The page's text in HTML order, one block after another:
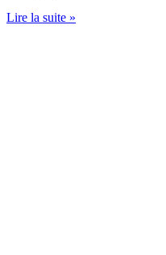
Lire la suite »